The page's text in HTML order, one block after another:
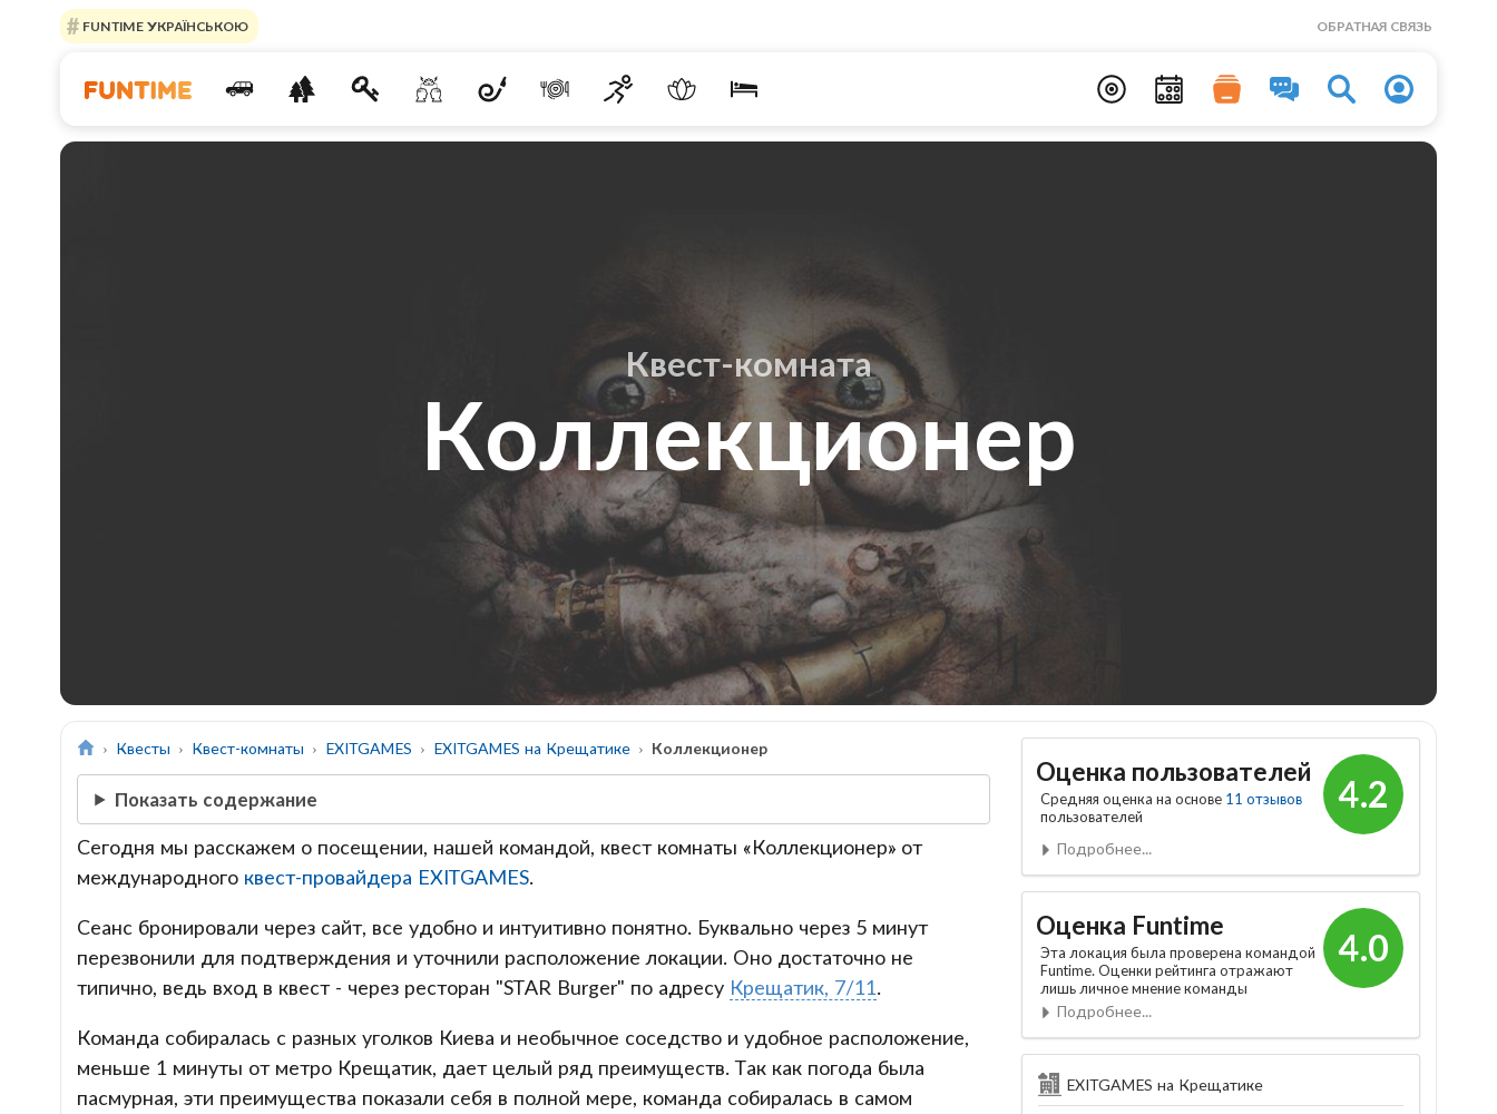
FUNTIME УКРАЇНСЬКОЮ ОБРАТНАЯ СВЯЗЬ
Квест-комната
Коллекционер
Квесты Квест-комнаты EXITGAMES EXITGAMES на Крещатике Коллекционер
Показать содержание
Сегодня мы расскажем о посещении, нашей командой, квест комнаты «Коллекционер» от
международного квест-провайдера EXITGAMES.
Сеанс бронировали через сайт, все удобно и интуитивно понятно. Буквально через 5 минут
перезвонили для подтверждения и уточнили расположение локации. Оно достаточно не
типично, ведь вход в квест - через ресторан "STAR Burger" по адресу Крещатик, 7/11.
Команда собиралась с разных уголков Киева и необычное соседство и удобное расположение,
меньше 1 минуты от метро Крещатик, дает целый ряд преимуществ. Так как погода была
пасмурная, эти преимущества показали себя в полной мере, команда собиралась в самом
4.2
Оценка пользователей
Средняя оценка на основе 11 отзывов
пользователей
Подробнее...
4.0
Оценка Funtime
Эта локация была проверена командой
Funtime. Оценки рейтинга отражают
лишь личное мнение команды
Подробнее...
EXITGAMES на Крещатике